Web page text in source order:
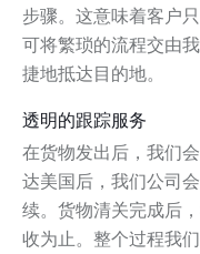
步骤。这意味着客户
可将繁琐的流程交由
捷地抵达目的地。
透明的跟踪服务
在货物发出后，我们
达美国后，我们公司
续。货物清关完成后
收为止。整个过程我